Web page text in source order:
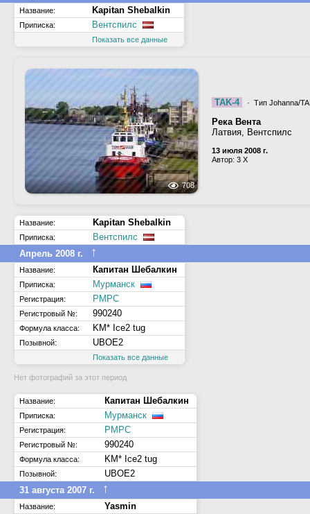
Название: Kapitan Shebalkin
Приписка: Вентспилс
Показать все данные
708
TAK-4 · Тип Johanna/
Река Вента
Латвия, Вентспилс
13 июля 2008 г.
Автор: 3 X
Название: Kapitan Shebalkin
Приписка:
Вентспилс
Апрель 2008 г.
↑
Название: Капитан Шебалкин
Приписка: Мурманск
Регистрация: РМРС
Регистровый №: 990240
Формула класса: KM* Ice2 tug
Позывной: UBOE2
Показать все данные
Нет фотографий за этот период
Название: Капитан Шебалкин
Приписка: Мурманск
Регистрация: РМРС
Регистровый №: 990240
Формула класса: KM* Ice2 tug
Позывной:
UBOE2
31 августа 2007 г.
↑
Название: Yasmin